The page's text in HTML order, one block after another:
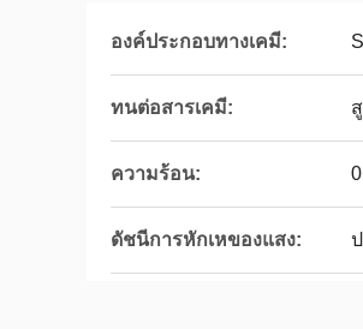
องค์ประกอบทางเคมี:
ทนต่อสารเคมี:
ความร้อน:
ดัชนีการหักเหของแสง: